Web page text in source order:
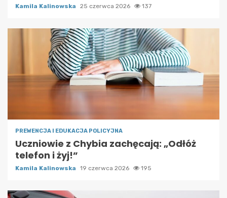
Kamila Kalinowska 25 czerwca 2026 137
PREWENCJA I EDUKACJA POLICYJNA
Uczniowie z Chybia zachęcają: „Odłóż
telefon i żyj!”
Kamila Kalinowska 19 czerwca 2026 195